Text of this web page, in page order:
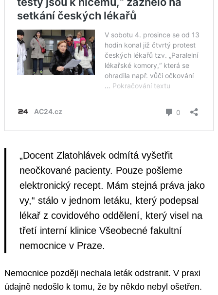
„Docent Zlatohlávek odmítá vyšetřit
neočkované pacienty. Pouze pošleme
elektronický recept. Mám stejná práva jako
vy,“ stálo v jednom letáku, který podepsal
lékař z covidového oddělení, který visel na
třetí interní klinice Všeobecné fakultní
nemocnice v Praze.
Nemocnice později nechala leták odstranit. V praxi
údajně nedošlo k tomu, že by někdo nebyl ošetřen.